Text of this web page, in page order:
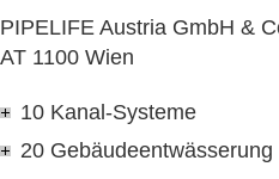
PIPELIFE Austria GmbH &
AT 1100 Wien
10 Kanal-Systeme
20 Gebäudeentwässerung